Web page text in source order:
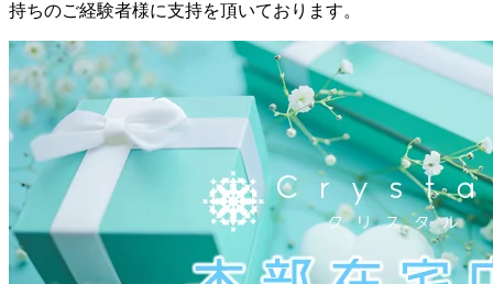
持ちのご経験者様に支持を頂いております。